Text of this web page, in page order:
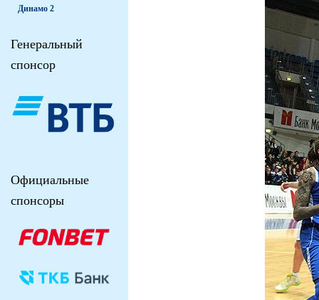
Динамо 2
Генеральный
спонсор
Официальные
спонсоры